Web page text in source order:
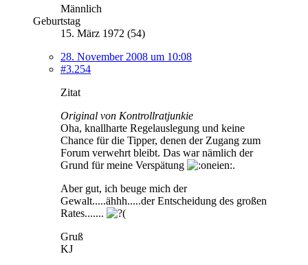
Männlich
Geburtstag
15. März 1972 (54)
28. November 2008 um 10:08
#3.254
Zitat
Original von Kontrollratjunkie
Oha, knallharte Regelauslegung und keine
Chance für die Tipper, denen der Zugang zum
Forum verwehrt bleibt. Das war nämlich der
Grund für meine Verspätung
.
Aber gut, ich beuge mich der
Gewalt.....ähhh.....der Entscheidung des großen
Rates.......
Gruß
KJ